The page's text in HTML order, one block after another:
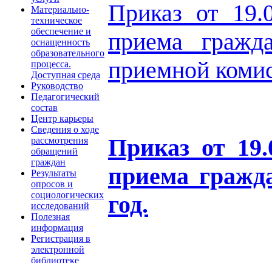
Материально-
техническое
обеспечение и
оснащенность
образовательного
процесса.
Доступная среда
Руководство
Педагогический
состав
Центр карьеры
Сведения о ходе
рассмотрения
обращений
граждан
Результаты
опросов и
социологических
исследований
Полезная
информация
Регистрация в
электронной
библиотеке
Приказ от
приема
приемной
Приказ от
приема
год.